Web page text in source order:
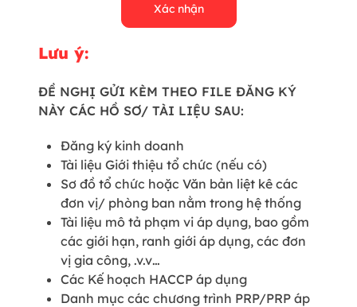
Xác nhận
Lưu ý:
ĐỀ NGHỊ GỬI KÈM THEO FILE ĐĂNG KÝ
NÀY CÁC HỒ SƠ/ TÀI LIỆU SAU:
Đăng ký kinh doanh
Tài liệu Giới thiệu tổ chức (nếu có)
Sơ đồ tổ chức hoặc Văn bản liệt kê các
đơn vị/ phòng ban nằm trong hệ thống
Tài liệu mô tả phạm vi áp dụng, bao gồm
các giới hạn, ranh giới áp dụng, các đơn
vị gia công, .v.v…
Các Kế hoạch HACCP áp dụng
Danh mục các chương trình PRP/PRP áp